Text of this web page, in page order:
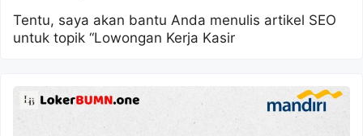
Tentu, saya akan bantu Anda menulis artikel SEO
untuk topik “Lowongan Kerja Kasir